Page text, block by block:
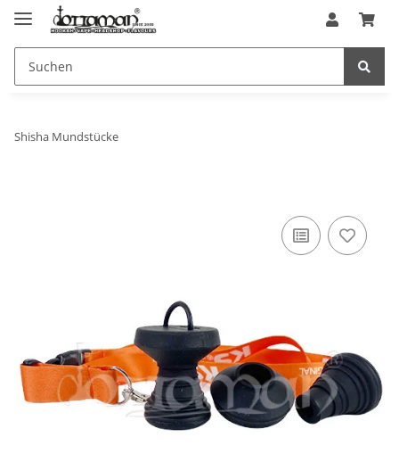
Shisha Mundstücke